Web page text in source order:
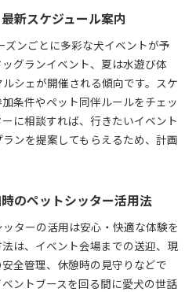
新スケジュール案内
ンごとに多彩な犬イベントが予
グランイベント、夏は水遊び体
シェが開催される傾向です。スケ
条件やペット同伴ルールをチェッ
に相談すれば、行きたいイベント
ンを提案してもらえるため、計画
のペットシッター活用法
ターの活用は安心・快適な体験を
は、イベント会場までの送迎、現
全管理、休憩時の見守りなどで
ントブースを回る間に愛犬の世話